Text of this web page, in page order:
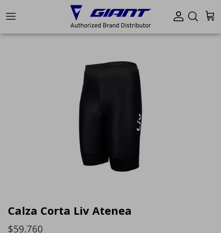
Cuenta
Calza Corta Liv Atenea
$59.760